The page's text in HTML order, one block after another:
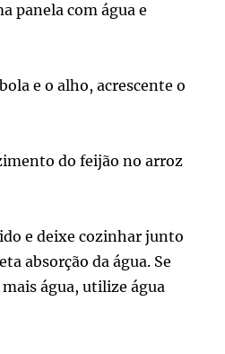
panela com água e
e o alho, acrescente o
do feijão no arroz
e deixe cozinhar junto
absorção da água. Se
água, utilize água